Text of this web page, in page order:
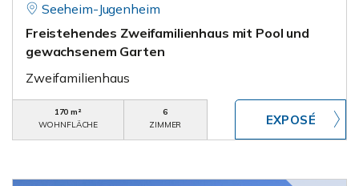
Seeheim-Jugenheim
Freistehendes Zweifamilienhaus mit Pool und
gewachsenem Garten
Zweifamilienhaus
170 m²
WOHNFLÄCHE
6
ZIMMER